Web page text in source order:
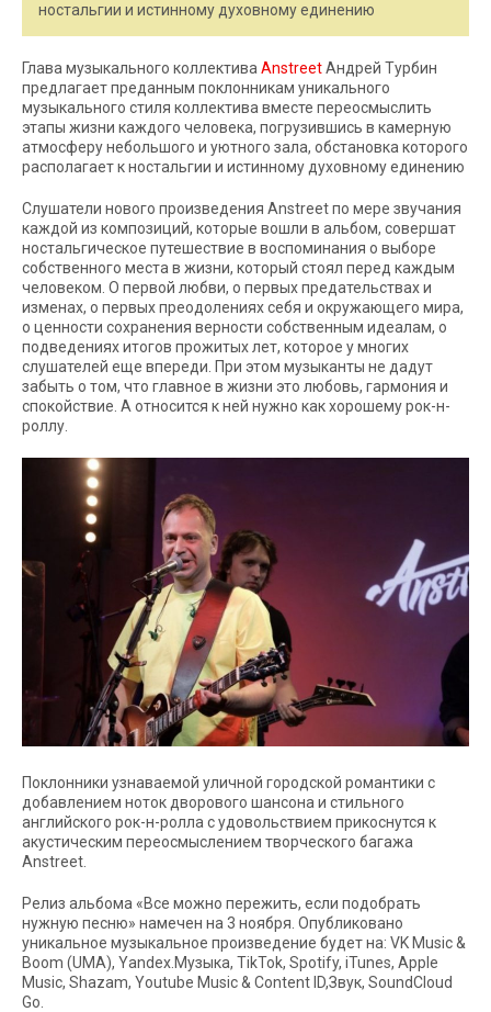
ностальгии и истинному духовному единению
Глава музыкального коллектива AnstreetАндрей Турбин
предлагает преданным поклонникам уникального
музыкального стиля коллектива вместе переосмыслить
этапы жизни каждого человека, погрузившись в камерную
атмосферу небольшого и уютного зала, обстановка которого
располагает к ностальгии и истинному духовному единению
Слушатели нового произведения Anstreet по мере звучания
каждой из композиций, которые вошли в альбом, совершат
ностальгическое путешествие в воспоминания о выборе
собственного места в жизни, который стоял перед каждым
человеком. О первой любви, о первых предательствах и
изменах, о первых преодолениях себя и окружающего мира,
о ценности сохранения верности собственным идеалам, о
подведениях итогов прожитых лет, которое у многих
слушателей еще впереди. При этом музыканты не дадут
забыть о том, что главное в жизни это любовь, гармония и
спокойствие. А относится к ней нужно как хорошему рок-н-
роллу.
Поклонники узнаваемой уличной городской романтики с
добавлением ноток дворового шансона и стильного
английского рок-н-ролла с удовольствием прикоснутся к
акустическим переосмыслением творческого багажа
Anstreet.
Релиз альбома «Все можно пережить, если подобрать
нужную песню» намечен на 3 ноября. Опубликовано
уникальное музыкальное произведение будет на: VK Music &
Boom (UMA), Yandex.Музыка, TikTok, Spotify, iTunes, Apple
Music, Shazam, Youtube Music & Content ID,Звук, SoundCloud
Go.